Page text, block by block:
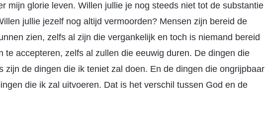
mijn glorie leven. Willen jullie je nog steeds niet tot de substantie
jullie jezelf nog altijd vermoorden? Mensen zijn bereid de
zien, zelfs al zijn die vergankelijk en toch is niemand bereid
te accepteren, zelfs al zullen die eeuwig duren. De dingen die
zijn de dingen die ik teniet zal doen. En de dingen die ongrijpbaar
die ik zal uitvoeren. Dat is het verschil tussen God en de